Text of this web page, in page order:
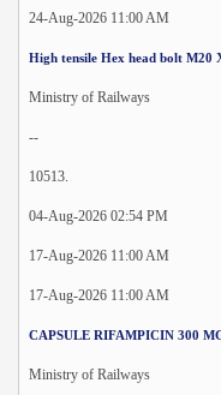
24-Aug-2026 11:00 AM
High tensile Hex head bolt M20
Ministry of Railways
--
10513.
04-Aug-2026 02:54 PM
17-Aug-2026 11:00 AM
17-Aug-2026 11:00 AM
CAPSULE RIFAMPICIN 300
Ministry of Railways